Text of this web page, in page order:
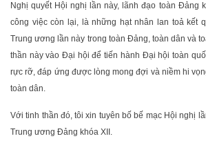
Nghị quyết Hội nghị lần này, lãnh đạo toàn Đảng
công việc còn lại, là những hạt nhân lan toả kết
Trung ương lần này trong toàn Đảng, toàn dân và
thần này vào Đại hội để tiến hành Đại hội toàn
rực rỡ, đáp ứng được lòng mong đợi và niềm hi
toàn dân.
Với tinh thần đó, tôi xin tuyên bố bế mạc Hội nghị
Trung ương Đảng khóa XII.